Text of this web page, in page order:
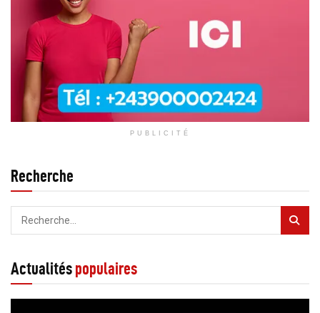
PUBLICITÉ
Recherche
Actualitéspopulaires